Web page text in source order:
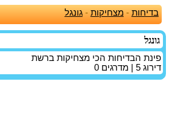
בדיחות -מצחיקות -גונגל
גונגל
פינת הבדיחות הכי מצחיקות ברשת
דירוג 5 | מדרגים 0